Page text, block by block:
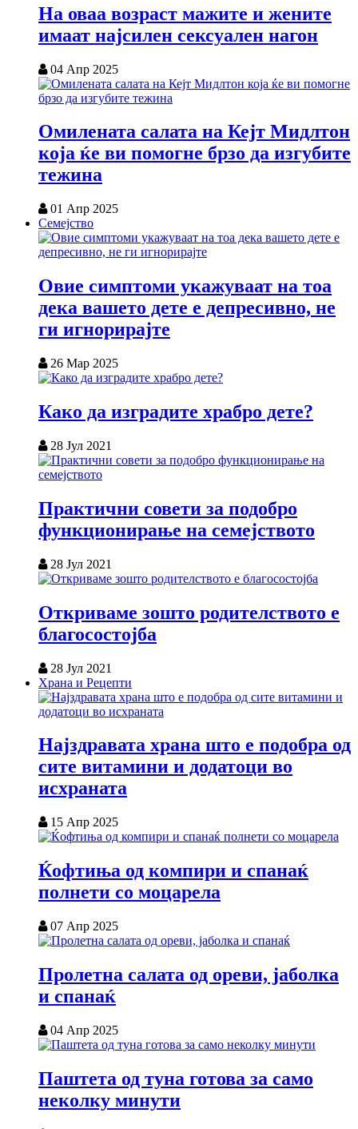
На оваа возраст мажите и жените
имаат најсилен сексуален нагон
04 Апр 2025
Омилената салата на Кејт Мидлтон
која ќе ви помогне брзо да изгубите
тежина
01 Апр 2025
Семејство
Овие симптоми укажуваат на тоа
дека вашето дете е депресивно, не
ги игнорирајте
26 Мар 2025
Како да изградите храбро дете?
28 Јул 2021
Практични совети за подобро
функционирање на семејството
28 Јул 2021
Откриваме зошто родителството е
благосостојба
28 Јул 2021
Храна и Рецепти
Најздравата храна што е подобра од
сите витамини и додатоци во
исхраната
15 Апр 2025
Ќофтиња од компири и спанаќ
полнети со моцарела
07 Апр 2025
Пролетна салата од ореви, јаболка
и спанаќ
04 Апр 2025
Паштета од туна готова за само
неколку минути